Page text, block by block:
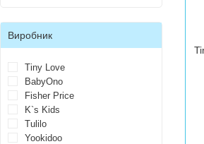
Виробник
Tiny Love
BabyOno
Fisher Price
K`s Kids
Tulilo
Yookidoo